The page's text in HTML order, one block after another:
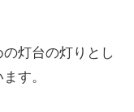
灯台の灯りとし
す。